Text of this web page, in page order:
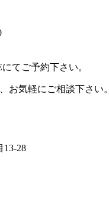
てご予約下さい。
お気軽にご相談下さい。
13-28